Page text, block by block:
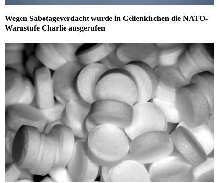
Wegen Sabotageverdacht wurde in Geilenkirchen die NATO-
Warnstufe Charlie ausgerufen